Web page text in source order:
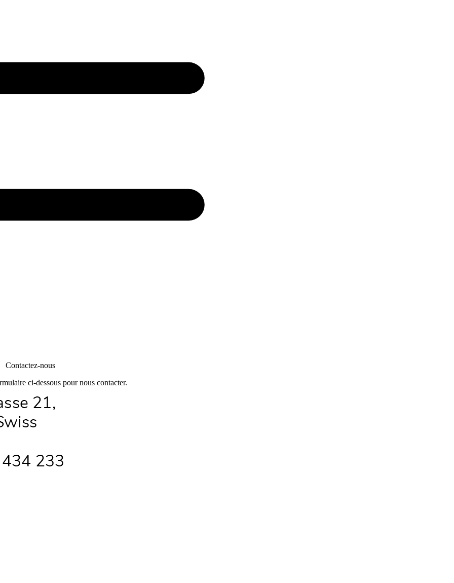
Contactez-nous
ci-dessous pour nous contacter.